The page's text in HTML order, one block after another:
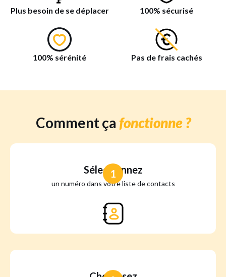
Plus besoin de se déplacer 100% sécurisé
100% sérénité Pas de frais cachés
Comment ça fonctionne ?
Sélectionnez
un numéro dans votre liste de contacts
1